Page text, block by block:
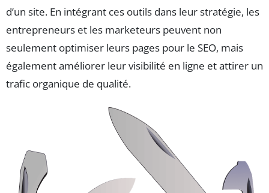
d’un site. En intégrant ces outils dans leur stratégie, les
entrepreneurs et les marketeurs peuvent non
seulement optimiser leurs pages pour le SEO, mais
également améliorer leur visibilité en ligne et attirer un
trafic organique de qualité.